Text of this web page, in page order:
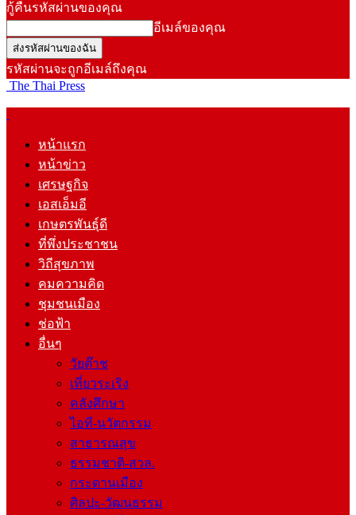
กู้คืนรหัสผ่านของคุณ
อีเมล์ของคุณ
รหัสผ่านจะถูกอีเมล์ถึงคุณ
The Thai Press
หน้าแรก
หน้าข่าว
เศรษฐกิจ
เอสเอ็มอี
เกษตรพันธุ์ดี
ที่พึ่งประชาชน
วิถีสุขภาพ
คมความคิด
ชุมชนเมือง
ช่อฟ้า
อื่นๆ
วัยต๊าช
เที่ยวระเริง
คลังศึกษา
ไอที-นวัตกรรม
สาธารณสุข
ธรรมชาติ-สวล.
กระดานเมือง
ศิลปะ-วัฒนธรรม